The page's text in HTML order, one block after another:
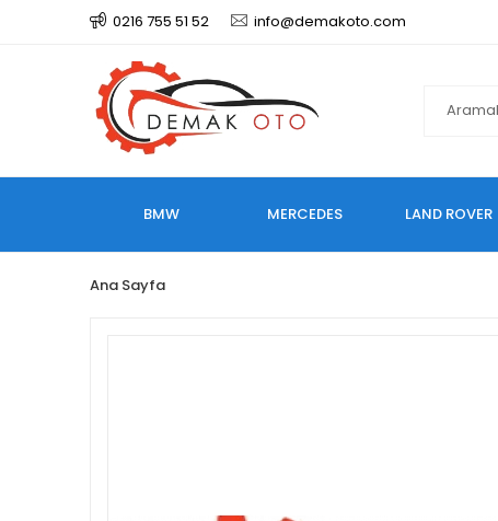
0216 755 51 52 info@demakoto.com
BMW MERCEDES LAND ROVER
Ana Sayfa